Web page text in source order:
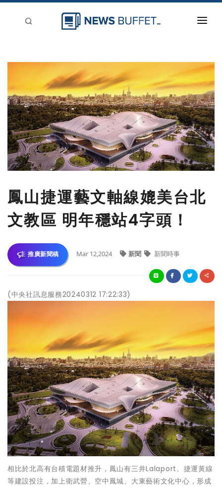
新聞稿分類
刊登
鳳山捷運藝文軸線媲美台北
文教區 明年穩站4字頭！
推廣新聞稿 Mar 12,2024 新聞 新聞時事
(中央社訊息服務20240312 17:22:33)
相比於北高有台積電題材推升，鳳山有三井Lalaport、捷運黃線
等建設投注，加上衛武營、空中鳳城、大東藝術文化中心，形成